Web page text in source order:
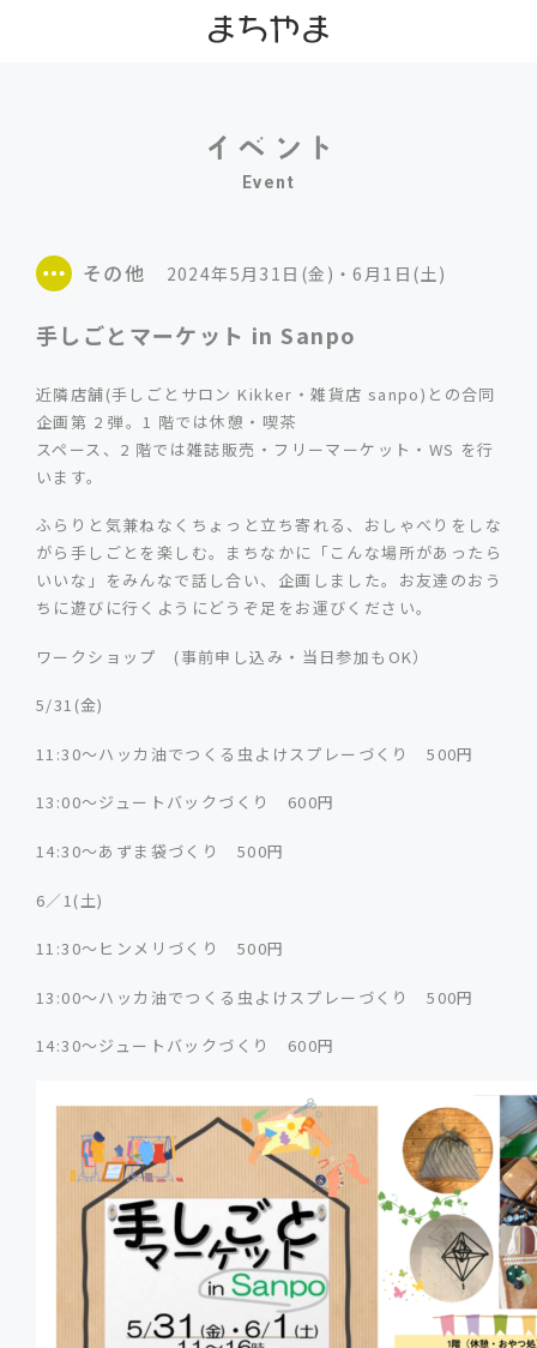
Event
その他 2024年5月31日(金)・6月1日(土)
手しごとマーケット in Sanpo
近隣店舗(手しごとサロン Kikker・雑貨店 sanpo)との合同
企画第 2 弾。1 階では休憩・喫茶
スペース、2 階では雑誌販売・フリーマーケット・WS を行
います。
ふらりと気兼ねなくちょっと立ち寄れる、おしゃべりをしな
がら手しごとを楽しむ。まちなかに「こんな場所があったら
いいな」をみんなで話し合い、企画しました。お友達のおう
ちに遊びに行くようにどうぞ足をお運びください。
ワークショップ (事前申し込み・当日参加もOK）
5/31(金)
11:30～ハッカ油でつくる虫よけスプレーづくり 500円
13:00～ジュートバックづくり 600円
14:30～あずま袋づくり 500円
6／1(土)
11:30～ヒンメリづくり 500円
13:00～ハッカ油でつくる虫よけスプレーづくり 500円
14:30～ジュートバックづくり 600円